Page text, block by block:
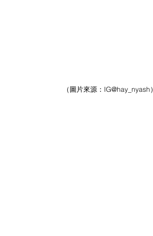
（圖片來源： IG@hay_nyash）